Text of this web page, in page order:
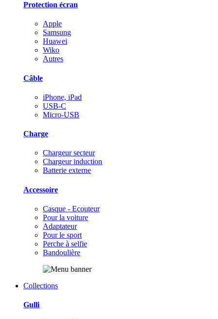
Protection écran
Apple
Samsung
Huawei
Wiko
Autres
Câble
iPhone, iPad
USB-C
Micro-USB
Charge
Chargeur secteur
Chargeur induction
Batterie externe
Accessoire
Casque - Ecouteur
Pour la voiture
Adaptateur
Pour le sport
Perche à selfie
Bandoulière
Collections
Gulli